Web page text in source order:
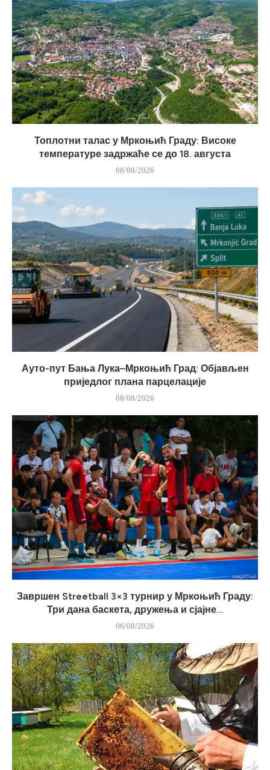
Топлотни талас у Мркоњић Граду: Високе
температуре задржаће се до 18. августа
08/08/2026
Ауто-пут Бања Лука–Мркоњић Град: Објављен
приједлог плана парцелације
08/08/2026
Завршен Streetball 3×3 турнир у Мркоњић Граду:
Три дана баскета, дружења и сјајне...
06/08/2026